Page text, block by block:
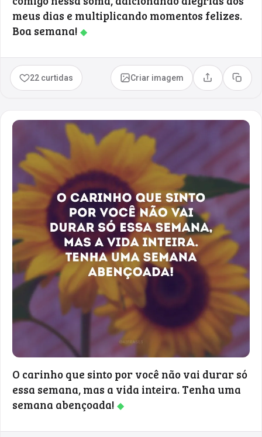
meus dias e multiplicando momentos felizes.
Boa semana! ◆
22 curtidas Criar imagem Compartilhar
Copiar
O carinho que sinto por você não vai durar só
essa semana, mas a vida inteira. Tenha uma
semana abençoada! ◆